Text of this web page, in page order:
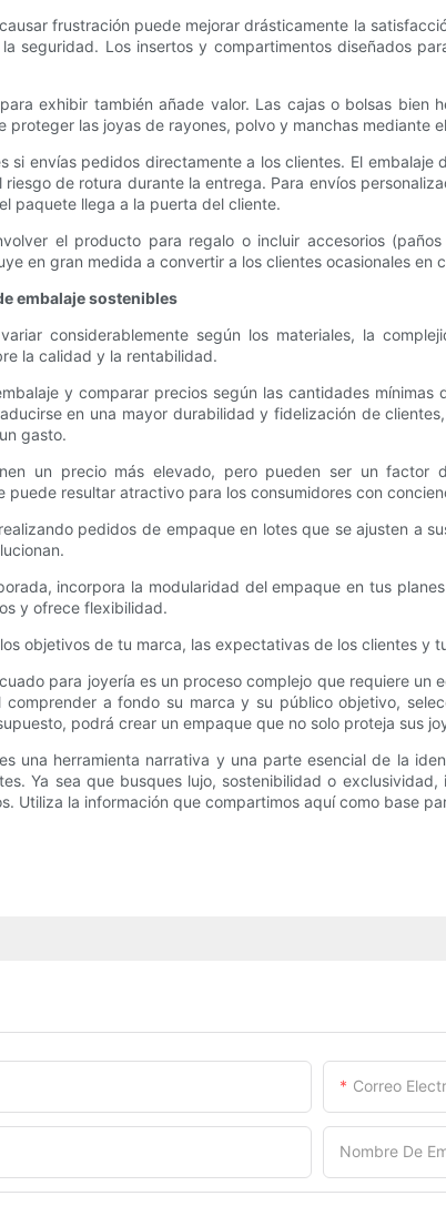
frustración puede mejorar drásticamente la
seguridad. Los insertos y compartimentos diseñados
exhibir también añade valor. Las cajas o bolsas
las joyas de rayones, polvo y manchas mediante
si envías pedidos directamente a los clientes. El
de rotura durante la entrega. Para envíos
paquete llega a la puerta del cliente.
el producto para regalo o incluir accesorios
en gran medida a convertir a los clientes ocasionales en
embalaje sostenibles
considerablemente según los materiales, la
la calidad y la rentabilidad.
y comparar precios según las cantidades
en una mayor durabilidad y fidelización de
gasto.
un precio más elevado, pero pueden ser un factor
resultar atractivo para los consumidores con
pedidos de empaque en lotes que se ajusten a
incorpora la modularidad del empaque en tus
y ofrece flexibilidad.
objetivos de tu marca, las expectativas de los clientes y
para joyería es un proceso complejo que requiere
a fondo su marca y su público objetivo,
podrá crear un empaque que no solo proteja sus
una herramienta narrativa y una parte esencial de la
Ya sea que busques lujo, sostenibilidad o
Utiliza la información que compartimos aquí como base
Correo
Nombre De